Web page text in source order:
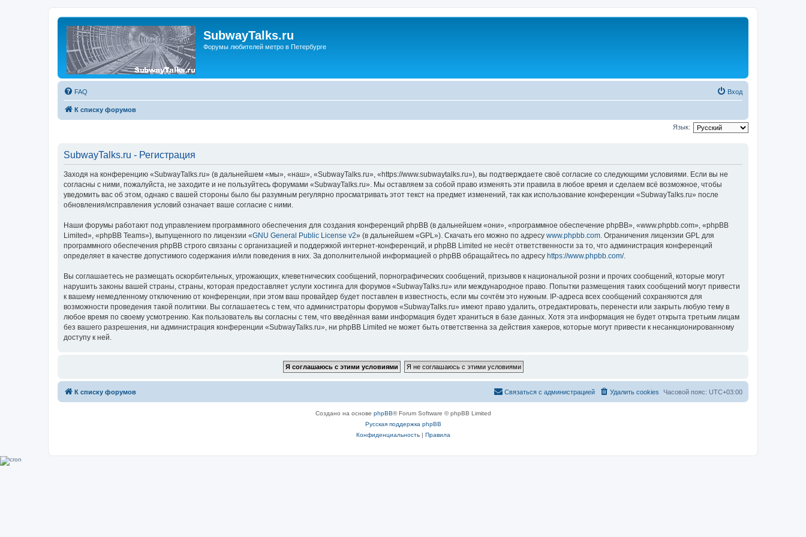
SubwayTalks.ru
Форумы любителей метро в Петербурге
FAQ Вход
К списку форумов
Язык:
SubwayTalks.ru - Регистрация
Заходя на конференцию «SubwayTalks.ru» (в дальнейшем «мы», «наш», «SubwayTalks.ru», «https://www.subwaytalks.ru»), вы подтверждаете своё согласие со следующими условиями. Если вы не
согласны с ними, пожалуйста, не заходите и не пользуйтесь форумами «SubwayTalks.ru». Мы оставляем за собой право изменять эти правила в любое время и сделаем всё возможное, чтобы
уведомить вас об этом, однако с вашей стороны было бы разумным регулярно просматривать этот текст на предмет изменений, так как использование конференции «SubwayTalks.ru» после
обновления/исправления условий означает ваше согласие с ними.
Наши форумы работают под управлением программного обеспечения для создания конференций phpBB (в дальнейшем «они», «программное обеспечение phpBB», «www.phpbb.com», «phpBB
Limited», «phpBB Teams»), выпущенного по лицензии «GNU General Public License v2» (в дальнейшем «GPL»). Скачать его можно по адресу www.phpbb.com . Ограничения лицензии GPL для
программного обеспечения phpBB строго связаны с организацией и поддержкой интернет-конференций, и phpBB Limited не несёт ответственности за то, что администрация конференций
определяет в качестве допустимого содержания и/или поведения в них. За дополнительной информацией о phpBB обращайтесь по адресу https://www.phpbb.com/.
Вы соглашаетесь не размещать оскорбительных, угрожающих, клеветнических сообщений, порнографических сообщений, призывов к национальной розни и прочих сообщений, которые могут
нарушить законы вашей страны, страны, которая предоставляет услуги хостинга для форумов «SubwayTalks.ru» или международное право. Попытки размещения таких сообщений могут привести
к вашему немедленному отключению от конференции, при этом ваш провайдер будет поставлен в известность, если мы сочтём это нужным. IP-адреса всех сообщений сохраняются для
возможности проведения такой политики. Вы соглашаетесь с тем, что администраторы форумов «SubwayTalks.ru» имеют право удалить, отредактировать, перенести или закрыть любую тему в
любое время по своему усмотрению. Как пользователь вы согласны с тем, что введённая вами информация будет храниться в базе данных. Хотя эта информация не будет открыта третьим лицам
без вашего разрешения, ни администрация конференции «SubwayTalks.ru», ни phpBB Limited не может быть ответственна за действия хакеров, которые могут привести к несанкционированному
доступу к ней.
К списку форумов Часовой пояс: UTC+03:00
Удалить cookies
Связаться с администрацией
Создано на основе phpBB® Forum Software © phpBB Limited
Русская поддержка phpBB
Конфиденциальность| Правила